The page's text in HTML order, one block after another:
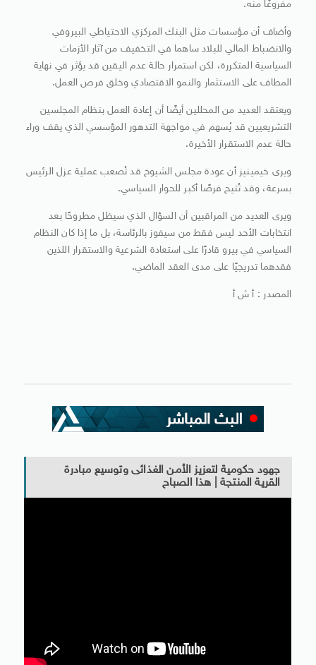
مفروغًا منه.
وأضاف أن مؤسسات مثل البنك المركزي الاحتياطي البيروفي
والانضباط المالي للبلاد ساهما في التخفيف من آثار الأزمات
السياسية المتكررة، لكن استمرار حالة عدم اليقين قد يؤثر في نهاية
المطاف على الاستثمار والنمو الاقتصادي وخلق فرص العمل.
ويعتقد العديد من المحللين أيضًا أن إعادة العمل بنظام المجلسين
التشريعيين قد يُسهم في مواجهة التدهور المؤسسي الذي يقف وراء
حالة عدم الاستقرار الأخيرة.
ويرى خيمينيز أن عودة مجلس الشيوخ قد تُصعب عملية عزل الرئيس
بسرعة، وقد تُتيح فرصًا أكبر للحوار السياسي.
ويرى العديد من المراقبين أن السؤال الذي سيظل مطروحًا بعد
انتخابات الأحد ليس فقط من سيفوز بالرئاسة، بل ما إذا كان النظام
السياسي في بيرو قادرًا على استعادة الشرعية والاستقرار اللذين
فقدهما تدريجيًا على مدى العقد الماضي.
المصدر : أ ش أ
جهود حكومية لتعزيز الأمن الغذائى وتوسيع مبادرة
القرية المنتجة | هذا الصباح